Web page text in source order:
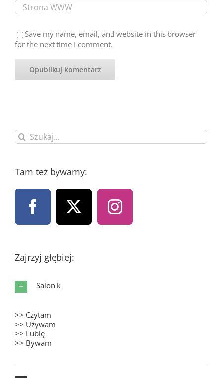
Save my name, email, and website in this browser
for the next time I comment.
Szukaj
Tam też bywamy:
Zajrzyj głębiej:
Salonik
>> Czytam
>> Używam
>> Lubię
>> Bywam